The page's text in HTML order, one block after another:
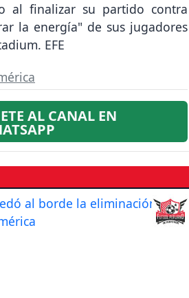
al finalizar su partido contra
la energía" de sus jugadores
EFE
AL CANAL EN